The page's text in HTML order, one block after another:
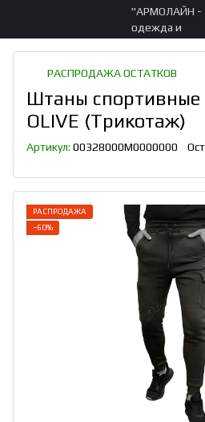
РАСПРОДАЖА ОСТАТКОВ
Штаны спортивные
OLIVE (Трикотаж)
Артикул: 00328000M0000000
РАСПРОДАЖА
−60%